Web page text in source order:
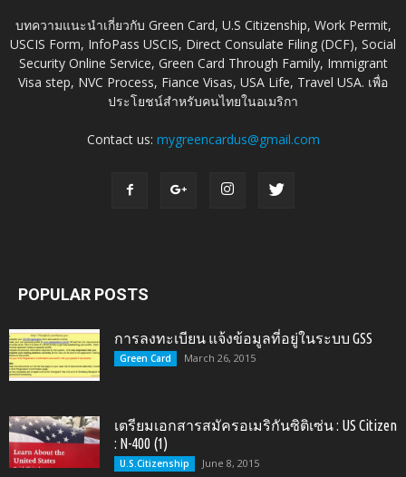
บทความแนะนำเกี่ยวกับ Green Card, U.S Citizenship, Work Permit,
USCIS Form, InfoPass USCIS, Direct Consulate Filing (DCF), Social
Security Online Service, Green Card Through Family, Immigrant
Visa step, NVC Process, Fiance Visas, USA Life, Travel USA. เพื่อ
ประโยชน์สำหรับคนไทยในอเมริกา
Contact us: mygreencardus@gmail.com
POPULAR POSTS
การลงทะเบียน แจ้งข้อมูลที่อยู่ในระบบ GSS
Green Card March 26, 2015
เตรียมเอกสารสมัครอเมริกันซิติเซ่น : US Citizen
: N-400 (1)
U.S.Citizenship June 8, 2015